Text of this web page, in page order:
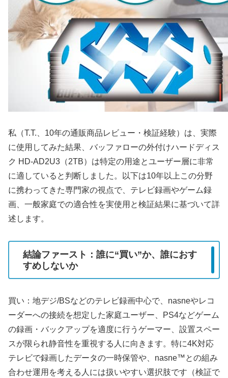
私（T.T.、10年の通販商品レビュー・検証経験）は、実際
に使用してみた結果、バッファローの外付けハードディス
ク HD-AD2U3（2TB）は特定の用途とユーザー層に非常
に適していると判断しました。以下は10年以上この分野
に携わってきた専門家の視点で、テレビ録画やゲーム録
画、一般家庭での適合性を実使用と検証結果に基づいて詳
述します。
結論ファースト：誰に“買い”か、誰におす
すめしないか
買い：地デジ/BSなどのテレビ録画中心で、nasneやレコ
ーダーへの接続を想定した家庭ユーザー、PS4などゲーム
の録画・バックアップを適度に行うゲーマー、設置スペー
スが限られ静音性を重視する人に向きます。特に4K対応
テレビで録画したデータの一時保管や、nasne™との組み
合わせ運用を考える人には扱いやすい選択肢です（検証で